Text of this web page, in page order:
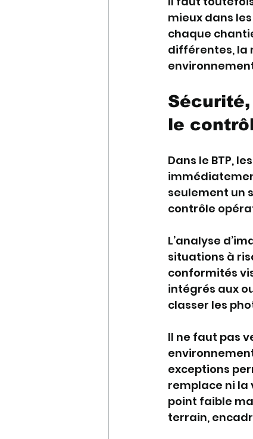
mieux dans
chaque
différentes, la
le
Dans le BTP,
seulement un
contrôle
L’analyse
situations à
conformités
intégrés aux
classer les
Il ne faut pas
exceptions
remplace ni la
point faible
terrain,